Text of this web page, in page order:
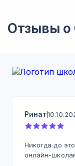
Отзывы о
Ринат
Никогда до
онлайн-